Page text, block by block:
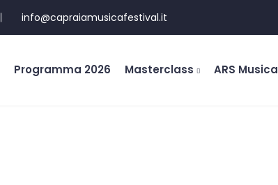
info@capraiamusicafestival.it
Programma 2026 Masterclass ARS Musica